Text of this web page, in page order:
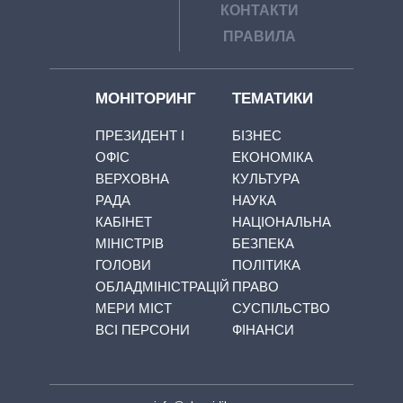
КОНТАКТИ
ПРАВИЛА
МОНІТОРИНГ
ПРЕЗИДЕНТ І
ОФІС
ВЕРХОВНА
РАДА
КАБІНЕТ
МІНІСТРІВ
ГОЛОВИ
ОБЛАДМІНІСТРАЦІЙ
МЕРИ МІСТ
ВСІ ПЕРСОНИ
ТЕМАТИКИ
БІЗНЕС
ЕКОНОМІКА
КУЛЬТУРА
НАУКА
НАЦІОНАЛЬНА
БЕЗПЕКА
ПОЛІТИКА
ПРАВО
СУСПІЛЬСТВО
ФІНАНСИ